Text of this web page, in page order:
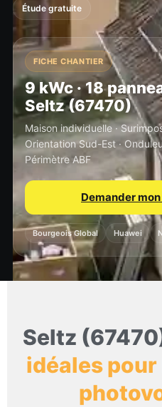
Étude gratuite
FICHE CHANTIER
9 kWc · 18
Seltz (67470)
Maison individuelle ·
Orientation Sud-Est ·
Périmètre ABF
Demander
Bourgeois Global Huawei
Seltz
idéales